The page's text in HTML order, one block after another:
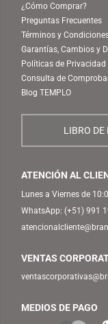
¿Cómo Comprar?
Preguntas Frecuentes
Términos y
Garantías, Cambios y
Políticas de Privacidad
Consulta de
Blog TEMPLO
LIBRO DE
ATENCIÓN AL
Lunes a Viernes de
WhatsApp: (+51) 991
VENTAS
MEDIOS DE PAGO